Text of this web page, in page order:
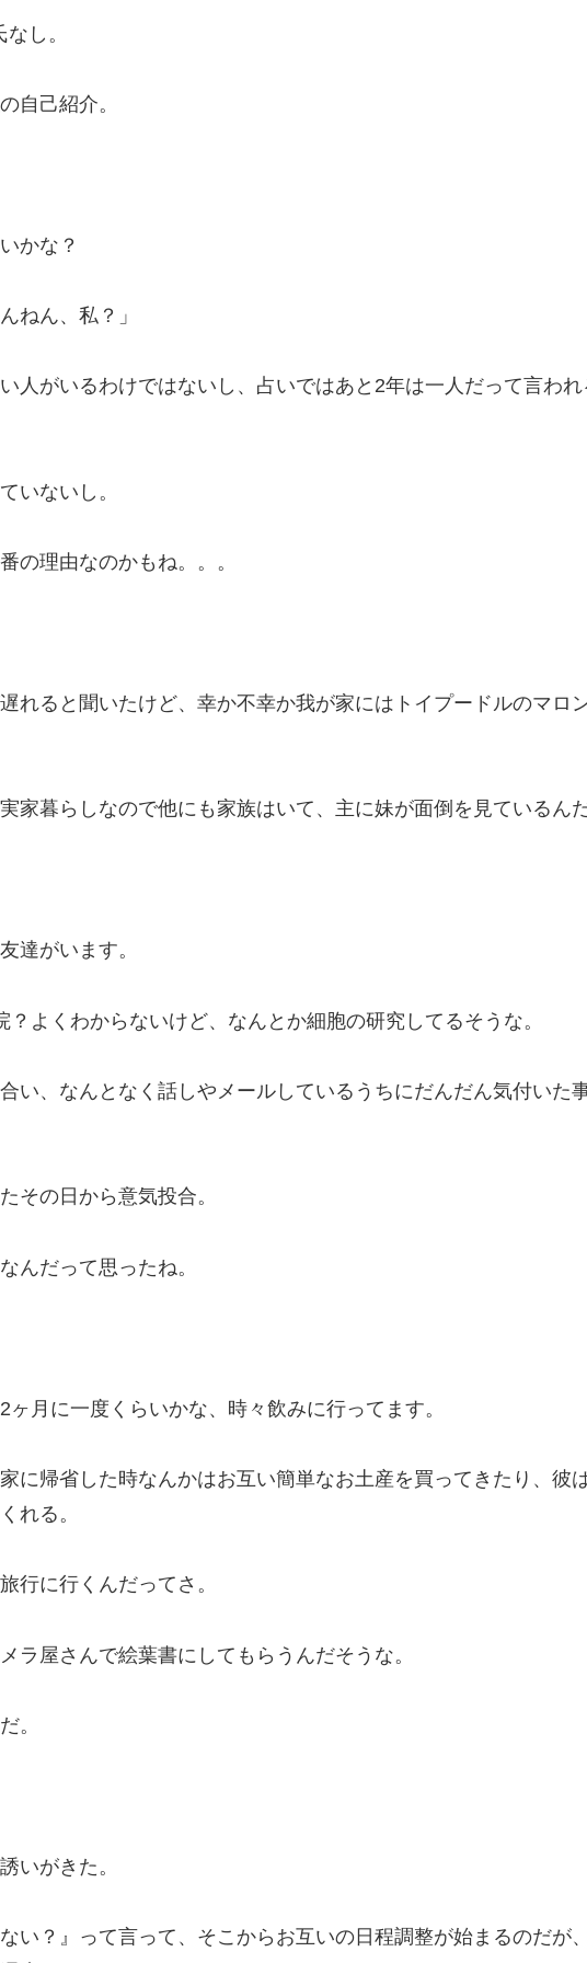
し。
自己紹介。
かな？
ねん、私？」
人がいるわけではないし、占いではあと2年は一人だって言われ
いないし。
の理由なのかもね。。。
れると聞いたけど、幸か不幸か我が家にはトイプードルのマロ
家暮らしなので他にも家族はいて、主に妹が面倒を見ているんだ
達がいます。
？よくわからないけど、なんとか細胞の研究してるそうな。
い、なんとなく話しやメールしているうちにだんだん気付いた
その日から意気投合。
んだって思ったね。
月に一度くらいかな、時々飲みに行ってます。
に帰省した時なんかはお互い簡単なお土産を買ってきたり、彼
れる。
行に行くんだってさ。
ラ屋さんで絵葉書にしてもらうんだそうな。
。
いがきた。
い？』って言って、そこからお互いの日程調整が始まるのだが